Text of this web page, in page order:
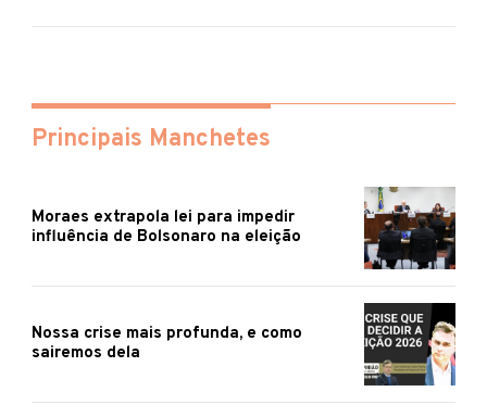
Principais Manchetes
Moraes extrapola lei para impedir
influência de Bolsonaro na eleição
Nossa crise mais profunda, e como
sairemos dela